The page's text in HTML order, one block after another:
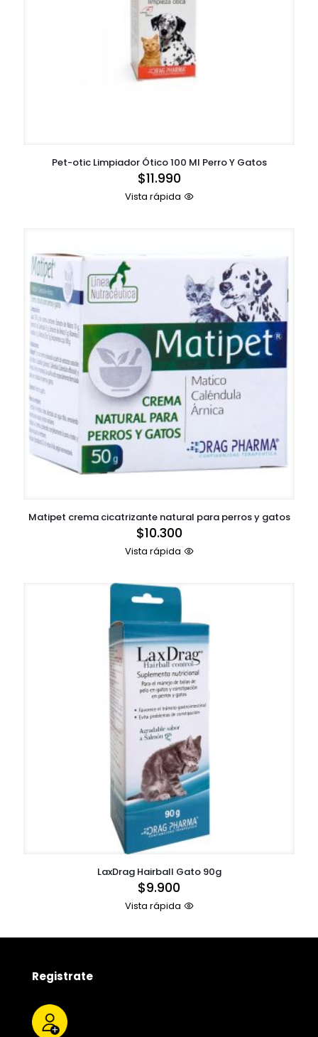
Pet-otic Limpiador Ótico 100 Ml Perro Y Gatos
$11.990
Vista rápida
Matipet crema cicatrizante natural para perros y gatos
$10.300
Vista rápida
LaxDrag Hairball Gato 90g
$9.900
Vista rápida
Registrate